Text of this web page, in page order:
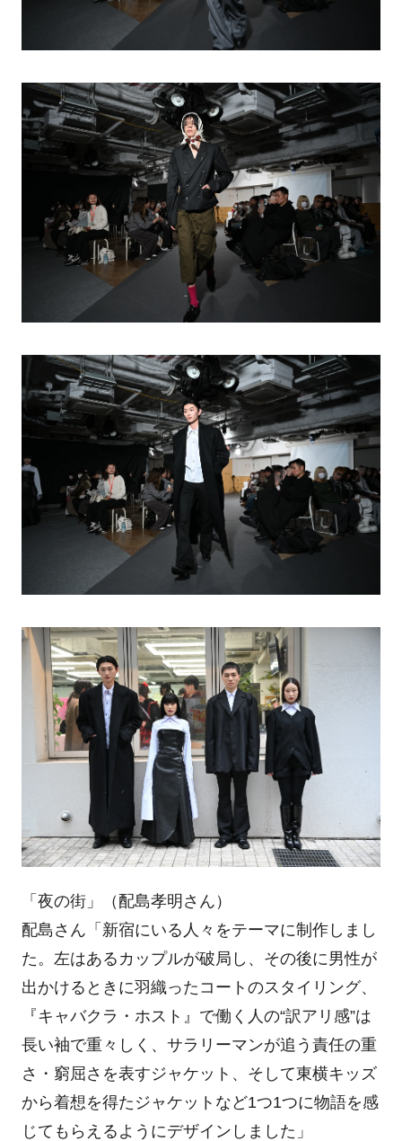
「夜の街」（配島孝明さん）
配島さん「新宿にいる人々をテーマに制作しまし
た。左はあるカップルが破局し、その後に男性が
出かけるときに羽織ったコートのスタイリング、
『キャバクラ・ホスト』で働く人の“訳アリ感”は
長い袖で重々しく、サラリーマンが追う責任の重
さ・窮屈さを表すジャケット、そして東横キッズ
から着想を得たジャケットなど1つ1つに物語を感
じてもらえるようにデザインしました」